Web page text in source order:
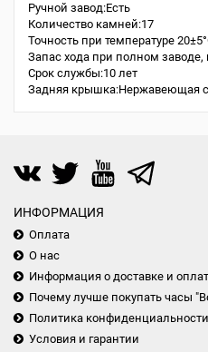
Ручной завод:Есть
Количество камней:17
Точность при температуре
Запас хода при полном заводе,
Срок службы:10 лет
Задняя крышка:Нержавеющая
ИНФОРМАЦИЯ
Оплата
О нас
Информация о доставке и
Почему лучше покупать часы
Политика конфиденциальности
Условия и гарантии